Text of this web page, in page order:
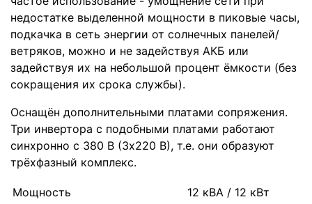
недостатке выделенной мощности в пиковые часы,
подкачка в сеть энергии от солнечных панелей/
ветряков, можно и не задействуя АКБ или
задействуя их на небольшой процент ёмкости (без
сокращения их срока службы).
Оснащён дополнительными платами сопряжения.
Три инвертора с подобными платами работают
синхронно с 380 В (3х220 В), т.е. они образуют
трёхфазный комплекс.
Мощность
12 кВА / 12 кВт